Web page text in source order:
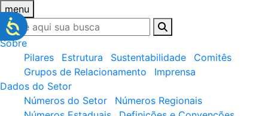
menu
Sobre
Pilares
Estrutura Sustentabilidade
Comitês
Grupos de Relacionamento
Imprensa
Dados do Setor
Números do Setor
Números Regionais